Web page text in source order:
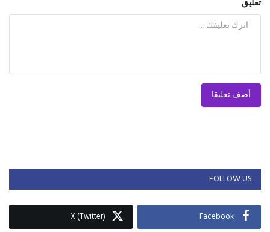
تعليق
أضف تعليقا
FOLLOW US
Facebook
X (Twitter)